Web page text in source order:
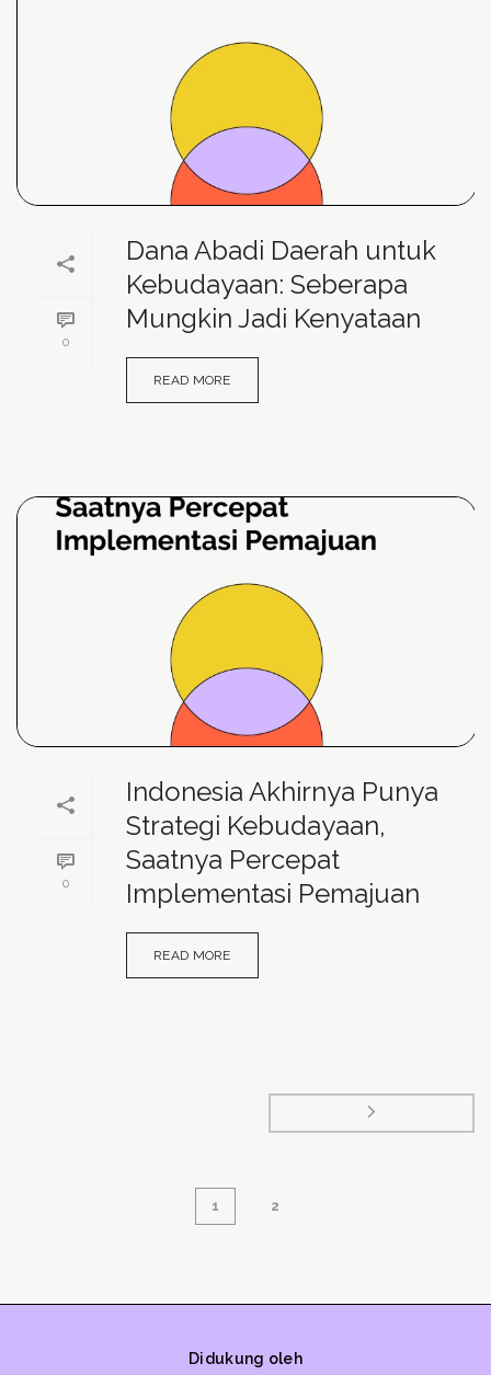
0
Dana Abadi Daerah untuk
Kebudayaan: Seberapa
Mungkin Jadi Kenyataan
READ MORE
0
Indonesia Akhirnya Punya
Strategi Kebudayaan,
Saatnya Percepat
Implementasi Pemajuan
READ MORE
1 2
Didukung oleh